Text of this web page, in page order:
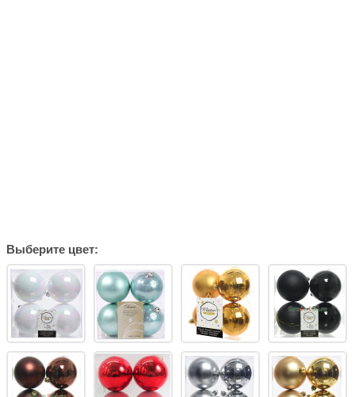
Выберите цвет: